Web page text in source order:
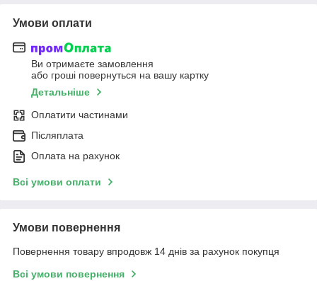
Умови оплати
Ви отримаєте замовлення
або гроші повернуться на вашу картку
Детальніше
Оплатити частинами
Післяплата
Оплата на рахунок
Всі умови оплати
Умови повернення
Повернення товару впродовж 14 днів за рахунок покупця
Всі умови повернення